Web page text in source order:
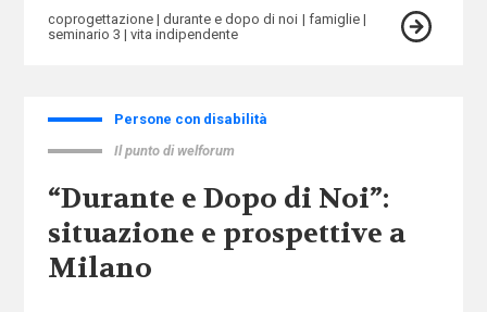
coprogettazione durante e dopo di noi
famiglie
seminario 3
vita indipendente
Persone con disabilità
Il punto di welforum
“Durante e Dopo di Noi”:
situazione e prospettive a
Milano